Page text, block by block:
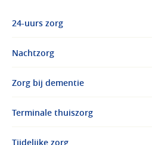
24-uurs zorg
Nachtzorg
Zorg bij dementie
Terminale thuiszorg
Tijdelijke zorg